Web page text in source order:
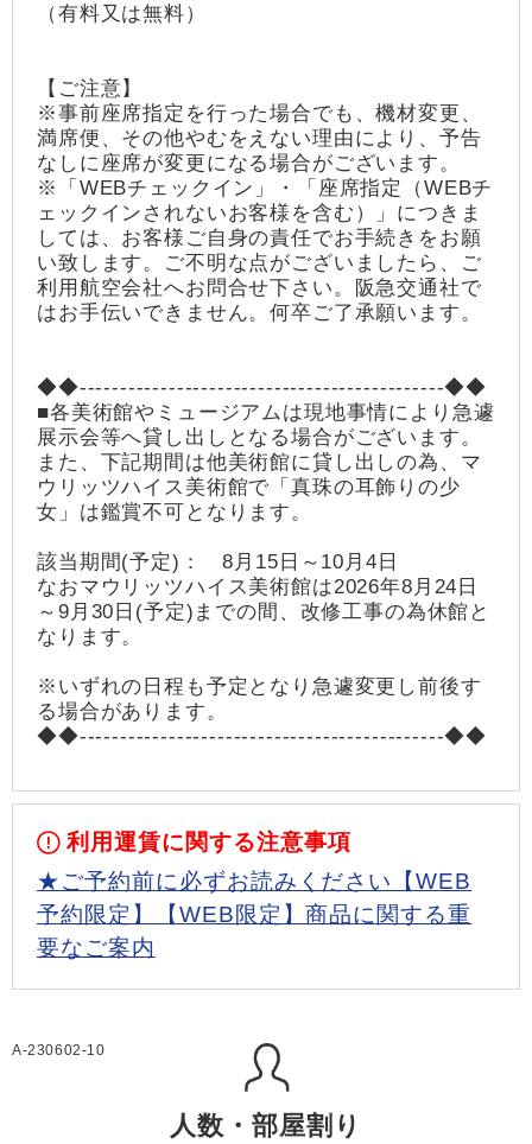
（有料又は無料）
【ご注意】
※事前座席指定を行った場合でも、機材変更、
満席便、その他やむをえない理由により、予告
なしに座席が変更になる場合がございます。
※「WEBチェックイン」・「座席指定（WEBチ
ェックインされないお客様を含む）」につきま
しては、お客様ご自身の責任でお手続きをお願
い致します。ご不明な点がございましたら、ご
利用航空会社へお問合せ下さい。阪急交通社で
はお手伝いできません。何卒ご了承願います。
◆◆---------------------------------------------◆◆
■各美術館やミュージアムは現地事情により急遽
展示会等へ貸し出しとなる場合がございます。
また、下記期間は他美術館に貸し出しの為、マ
ウリッツハイス美術館で「真珠の耳飾りの少
女」は鑑賞不可となります。
該当期間(予定)： 8月15日～10月4日
なおマウリッツハイス美術館は2026年8月24日
～9月30日(予定)までの間、改修工事の為休館と
なります。
※いずれの日程も予定となり急遽変更し前後す
る場合があります。
◆◆---------------------------------------------◆◆
利用運賃に関する注意事項
★ご予約前に必ずお読みください【WEB
予約限定】【WEB限定】商品に関する重
要なご案内
A-230602-10
人数・部屋割り